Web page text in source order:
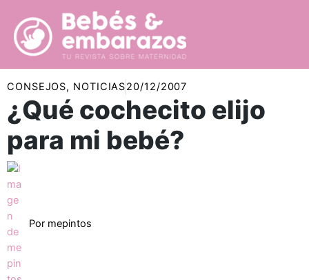
contenido
CONSEJOS, NOTICIAS20/12/2007
¿Qué cochecito elijo
para mi bebé?
Por mepintos